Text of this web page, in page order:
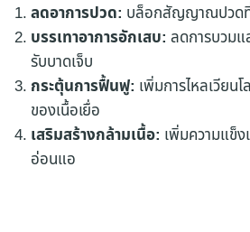
ลดอาการปวด: บล็อกสัญญาณปวด
บรรเทาอาการอักเสบ: ลดการบวมแ
รับบาดเจ็บ
กระตุ้นการฟื้นฟู: เพิ่มการไหลเวียน
ของเนื้อเยื่อ
เสริมสร้างกล้ามเนื้อ: เพิ่มความแข็
อ่อนแอ